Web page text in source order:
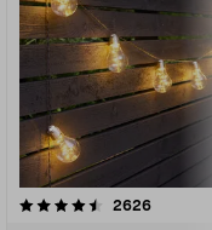
2626
4.5 av 5 stjärnor